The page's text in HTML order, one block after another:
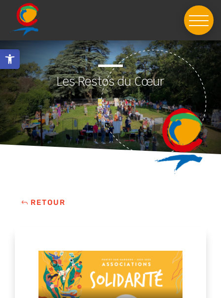
content
Ouvrir la barre d’outils
Les Restos du Cœur
RETOUR